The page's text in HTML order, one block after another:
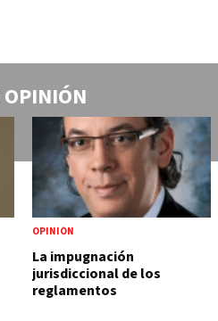
OPINIÓN
OPINIÓN
La impugnación
jurisdiccional de los
reglamentos